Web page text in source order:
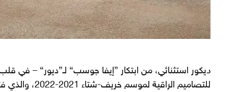
ديكور استثنائي، من ابتكار ”إيفا جوسب“ لـ”ديور“ – في
للتصاميم الراقية لموسم خريف-شتاء 2021-2022، والذي فتح أبوابه للعموم لغاية 11 يوليو 2021.